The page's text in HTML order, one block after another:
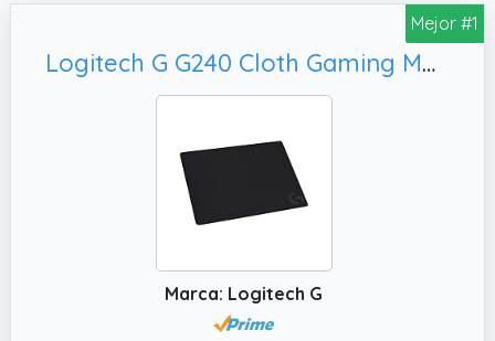
Mejor #1
Logitech G G240 Cloth Gaming Mouse Pad, 340 x 280 x 1 mm-Negro
Marca: Logitech G